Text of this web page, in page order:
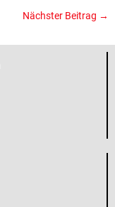
Nächster Beitrag →